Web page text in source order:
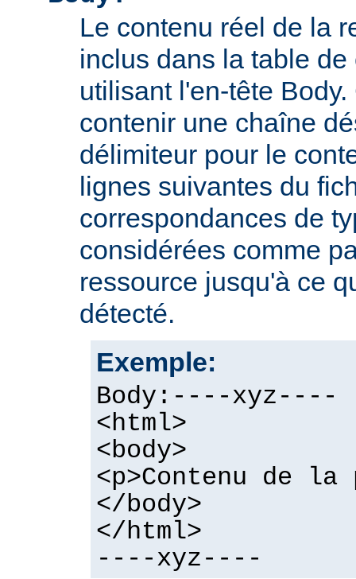
Le contenu réel de la
inclus dans la table
utilisant l'en-tête
contenir une chaîne
délimiteur pour le
lignes suivantes du
correspondances de
considérées comme
ressource jusqu'à ce
détecté.
Exemple:
Body:----xyz----
<html>
<body>
<p>Contenu de la
</body>
</html>
----xyz----